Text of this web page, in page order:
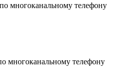
многоканальному телефону
многоканальному телефону